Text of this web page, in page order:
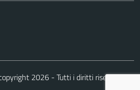
2026 - Tutti i diritti riservati